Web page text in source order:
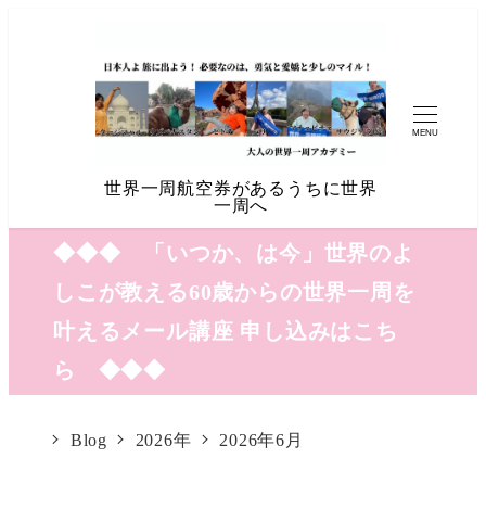
世界一周航空券があるうちに世界
一周へ
MENU
◆◆◆ 「いつか、は今」世界のよ
しこが教える60歳からの世界一周を
叶えるメール講座 申し込みはこち
ら ◆◆◆
Blog 2026年 2026年6月